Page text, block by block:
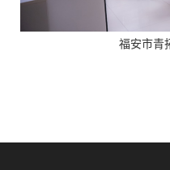
福安市青